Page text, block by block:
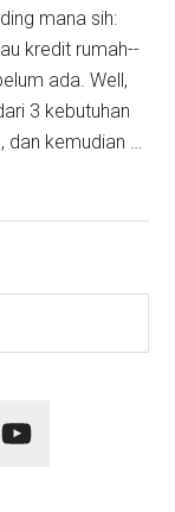
mana sih:
kredit rumah--
ada. Well,
3 kebutuhan
dan kemudian …